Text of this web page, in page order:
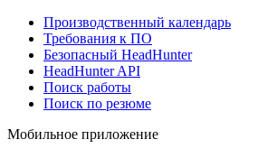
Производственный календарь
Требования к ПО
Безопасный HeadHunter
HeadHunter API
Поиск работы
Поиск по резюме
Мобильное приложение